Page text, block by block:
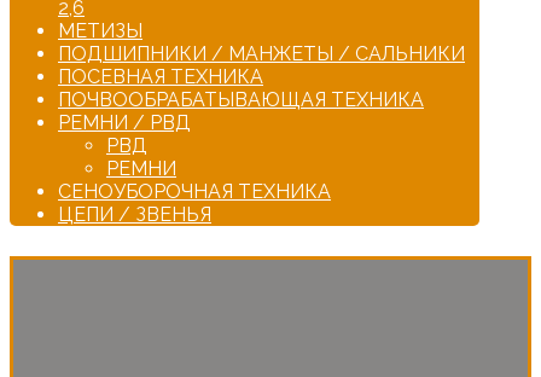
2,6
МЕТИЗЫ
ПОДШИПНИКИ / МАНЖЕТЫ / САЛЬНИКИ
ПОСЕВНАЯ ТЕХНИКА
ПОЧВООБРАБАТЫВАЮЩАЯ ТЕХНИКА
РЕМНИ / РВД
РВД
РЕМНИ
СЕНОУБОРОЧНАЯ ТЕХНИКА
ЦЕПИ / ЗВЕНЬЯ